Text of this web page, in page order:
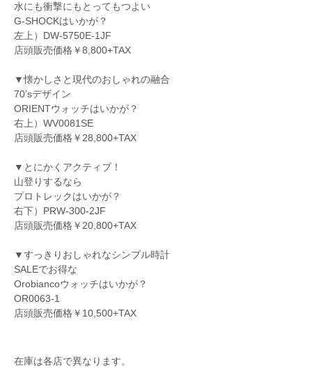
水にも衝撃にもとってもつよい
G-SHOCKはいかが？
左上）DW-5750E-1JF
店頭販売価格￥8,800+TAX
▼懐かしさと現代のおしゃれの融合
70’sデザイン
ORIENTウォッチはいかが？
右上）WV0081SE
店頭販売価格￥28,800+TAX
▼とにかくアクティブ！
山登りするなら
プロトレックはいかが？
右下）PRW-300-2JF
店頭販売価格￥20,800+TAX
▼すっきりおしゃれなシンプル時計
SALEでお得な
Orobiancoウォッチはいかが？
OR0063-1
店頭販売価格￥10,500+TAX
在庫は各店で異なります。